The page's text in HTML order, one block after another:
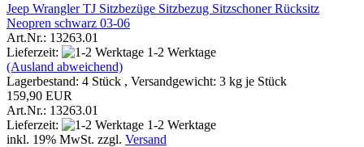
Jeep Wrangler TJ Sitzbezüge Sitzbezug Sitzschoner Rücksitz
Neopren schwarz 03-06
Art.Nr.: 13263.01
Lieferzeit:
1-2 Werktage
(Ausland abweichend)
Lagerbestand: 4 Stück , Versandgewicht: 3 kg je Stück
159,90 EUR
Art.Nr.: 13263.01
Lieferzeit:
1-2 Werktage
inkl. 19% MwSt. zzgl. Versand